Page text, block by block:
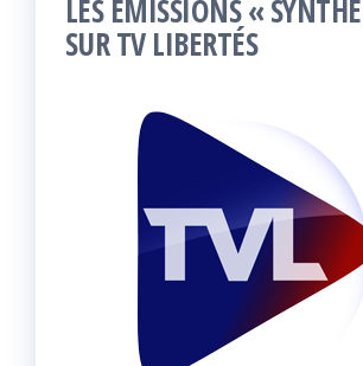
LES ÉMISSIONS «
SUR TV LIBERTÉS